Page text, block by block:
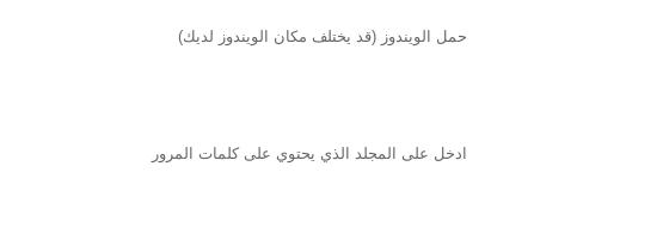
حمل الويندوز (قد يختلف مكان الويندوز لديك)
ادخل على المجلد الذي يحتوي على كلمات المرور